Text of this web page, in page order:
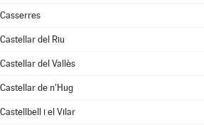
Casserres
Castellar del Riu
Castellar del Vallès
Castellar de n'Hug
Castellbell i el Vilar